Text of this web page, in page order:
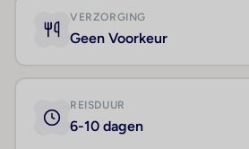
VERZORGING
Geen Voorkeur
REISDUUR
6-10 dagen